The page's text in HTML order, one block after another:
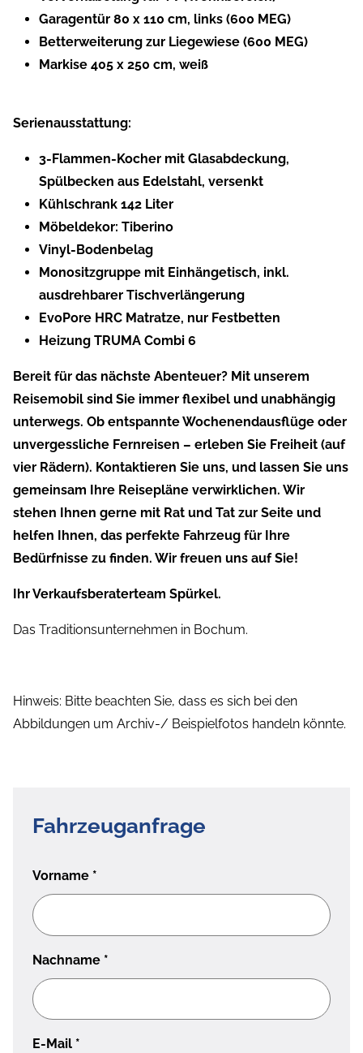
Garagentür 80 x 110 cm, links (600 MEG)
Betterweiterung zur Liegewiese (600 MEG)
Markise 405 x 250 cm, weiß
Serienausstattung:
3-Flammen-Kocher mit Glasabdeckung,
Spülbecken aus Edelstahl, versenkt
Kühlschrank 142 Liter
Möbeldekor: Tiberino
Vinyl-Bodenbelag
Monositzgruppe mit Einhängetisch, inkl.
ausdrehbarer Tischverlängerung
EvoPore HRC Matratze, nur Festbetten
Heizung TRUMA Combi 6
Bereit für das nächste Abenteuer? Mit unserem
Reisemobil sind Sie immer flexibel und unabhängig
unterwegs. Ob entspannte Wochenendausflüge oder
unvergessliche Fernreisen – erleben Sie Freiheit (auf
vier Rädern). Kontaktieren Sie uns, und lassen Sie uns
gemeinsam Ihre Reisepläne verwirklichen. Wir
stehen Ihnen gerne mit Rat und Tat zur Seite und
helfen Ihnen, das perfekte Fahrzeug für Ihre
Bedürfnisse zu finden. Wir freuen uns auf Sie!
Ihr Verkaufsberaterteam Spürkel.
Das Traditionsunternehmen in Bochum.
Hinweis: Bitte beachten Sie, dass es sich bei den
Abbildungen um Archiv-/ Beispielfotos handeln könnte.
Fahrzeuganfrage
Vorname *
Nachname *
E-Mail *